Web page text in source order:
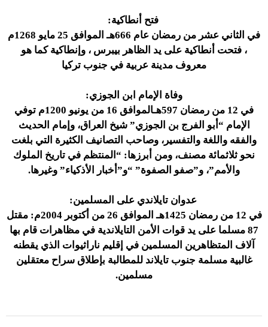
فتح أنطاكية:
في الثاني عشر من رمضان عام 666هـ الموافق 25 مايو 1268م
، فتحت أنطاكية على يد الظاهر بيبرس ، وإنطاكية كما هو
معروف مدينة عربية في جنوب تركيا
وفاة الإمام ابن الجوزي:
في 12 من رمضان 597هـالموافق 16 من يونيو 1200م توفي
الإمام “أبو الفرج بن الجوزي” شيخ العراق، وإمام الحديث
والفقه واللغة والتفسير، وصاحب التصانيف الكثيرة التي بلغت
نحو ثلاثمائة مصنف، ومن أبرزها: “المنتظم في تاريخ الملوك
والأمم”، و”صفو الصفوة” “و”أخبار الأذكياء” وغيرها.
عدوان تايلاندي على المسلمين:
في 12 من رمضان 1425هـ الموافق 26 من أكتوبر 2004م: مقتل
87 مسلما على يد قوات الأمن التايلاندية في مظاهرات قام بها
آلاف المتظاهرين المسلمين في إقليم ناراثيوات الذي يقطنه
غالبية مسلمة جنوب تايلاند للمطالبة بإطلاق سراح معتقلين
مسلمين.